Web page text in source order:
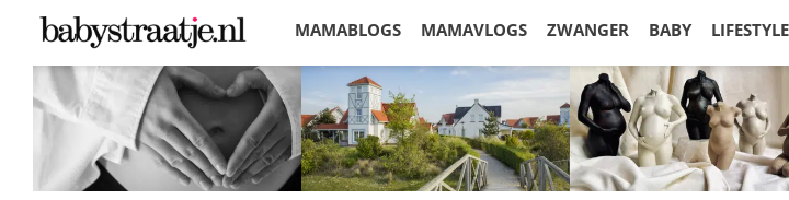
MAMABLOGS MAMAVLOGS ZWANGER BABY LIFESTYLE
KORTINGEN